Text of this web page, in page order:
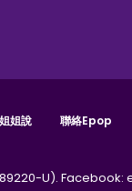
姐說 聯絡epop
U). Facebook: